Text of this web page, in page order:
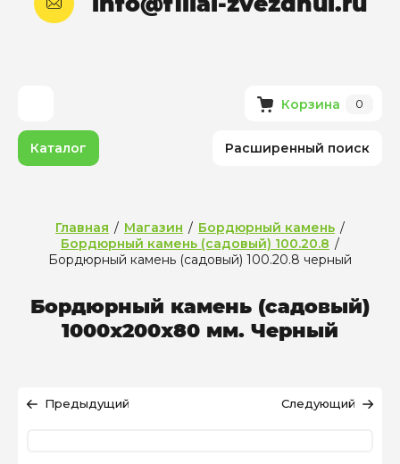
Корзина 0
Каталог Расширенный поиск
Главная / Магазин / Бордюрный камень /
Бордюрный камень (садовый) 100.20.8 /
Бордюрный камень (садовый) 100.20.8 черный
Бордюрный камень (садовый)
1000х200х80 мм. Черный
Предыдущий Следующий